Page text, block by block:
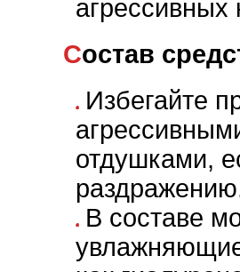
агрессивных
Состав
Избегайте
отдушками,
В составе